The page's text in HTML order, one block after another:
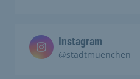
Instagram
@stadtmuenchen